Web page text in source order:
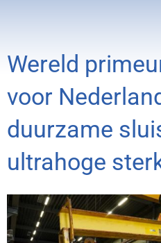
Wereld
voor
duurzame
ultrahoge